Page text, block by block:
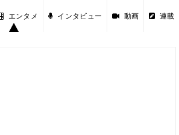
エンタメ インタビュー 動画 連載